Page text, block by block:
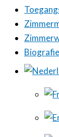
Biografie